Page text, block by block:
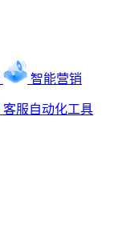
智能营销
客服自动化工具